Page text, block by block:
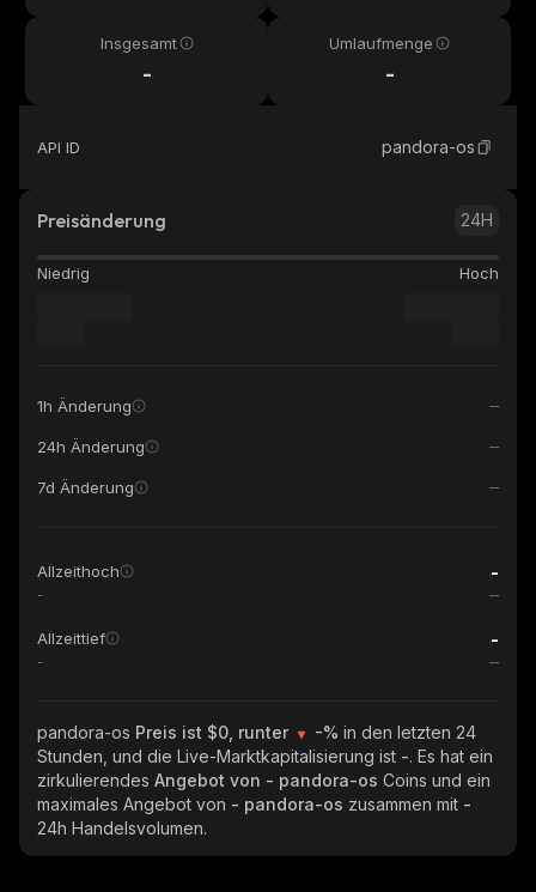
Insgesamt
-
Umlaufmenge
-
API ID pandora-os
Preisänderung 24H
Niedrig Hoch
1h Änderung
24h Änderung
7d Änderung
Allzeithoch -
-
Allzeittief -
-
pandora-os Preis ist $0, runter -% in den letzten 24
Stunden, und die Live-Marktkapitalisierung ist -. Es hat ein
zirkulierendes Angebot von - pandora-os Coins und ein
maximales Angebot von - pandora-os zusammen mit -
24h Handelsvolumen.